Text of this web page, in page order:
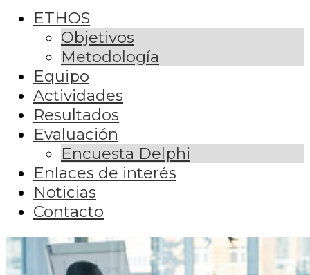
ETHOS
Objetivos
Metodología
Equipo
Actividades
Resultados
Evaluación
Encuesta Delphi
Enlaces de interés
Noticias
Contacto